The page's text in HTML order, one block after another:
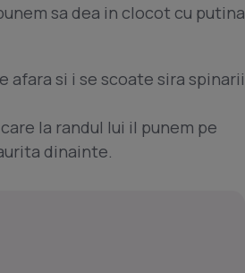
sa dea in clocot cu putina
afara si i se scoate sira spinarii
la randul lui il punem pe
dinainte.